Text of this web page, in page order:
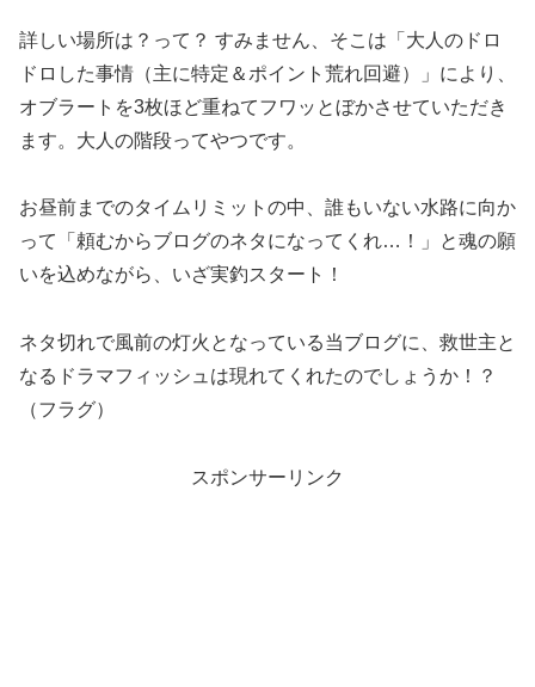
詳しい場所は？って？ すみません、そこは「大人のドロ
ドロした事情（主に特定＆ポイント荒れ回避）」により、
オブラートを3枚ほど重ねてフワッとぼかさせていただき
ます。大人の階段ってやつです。
お昼前までのタイムリミットの中、誰もいない水路に向か
って「頼むからブログのネタになってくれ…！」と魂の願
いを込めながら、いざ実釣スタート！
ネタ切れで風前の灯火となっている当ブログに、救世主と
なるドラマフィッシュは現れてくれたのでしょうか！？
（フラグ）
スポンサーリンク